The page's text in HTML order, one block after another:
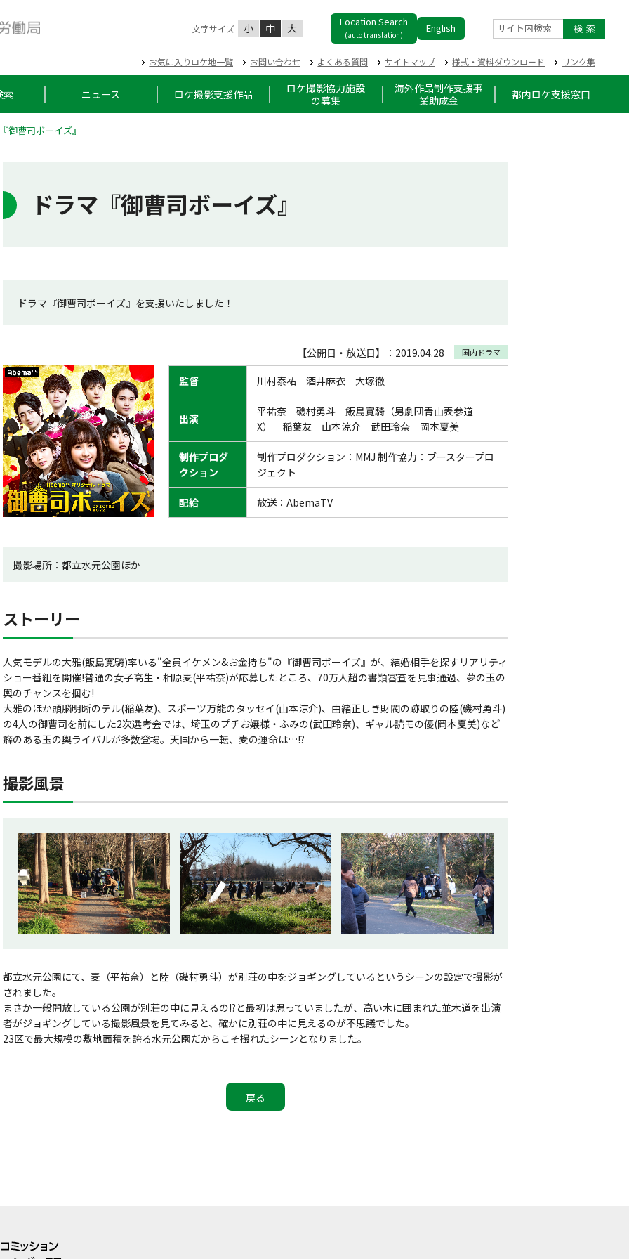
文字サイズ 小 中 大 Location Search
(auto translation)
English サイト内検索
お気に入りロケ地一覧 お問い合わせ よくある質問 サイトマップ 様式・資料ダウンロード リンク集
索 ニュース ロケ撮影支援作品
ロケ撮影協力施設
の募集
海外作品制作支援事
業助成金
都内ロケ支援窓口
御曹司ボーイズ』
ドラマ『御曹司ボーイズ』
ドラマ『御曹司ボーイズ』を支援いたしました！
【公開日・放送日】：2019.04.28 国内ドラマ
監督 川村泰祐 酒井麻衣 大塚徹
出演
平祐奈 磯村勇斗 飯島寛騎（男劇団青山表参道
X） 稲葉友 山本涼介 武田玲奈 岡本夏美
制作プロダ
クション
制作プロダクション：MMJ 制作協力：ブースタープロ
ジェクト
配給 放送：AbemaTV
撮影場所：都立水元公園ほか
ストーリー
人気モデルの大雅(飯島寛騎)率いる"全員イケメン&お金持ち"の『御曹司ボーイズ』が、結婚相手を探すリアリティ
ショー番組を開催!普通の女子高生・相原麦(平祐奈)が応募したところ、70万人超の書類審査を見事通過、夢の玉の
輿のチャンスを掴む!
大雅のほか頭脳明晰のテル(稲葉友)、スポーツ万能のタッセイ(山本涼介)、由緒正しき財閥の跡取りの陸(磯村勇斗)
の4人の御曹司を前にした2次選考会では、埼玉のプチお嬢様・ふみの(武田玲奈)、ギャル読モの優(岡本夏美)など
癖のある玉の輿ライバルが多数登場。天国から一転、麦の運命は…!?
撮影風景
都立水元公園にて、麦（平祐奈）と陸（磯村勇斗）が別荘の中をジョギングしているというシーンの設定で撮影が
されました。
まさか一般開放している公園が別荘の中に見えるの!?と最初は思っていましたが、高い木に囲まれた並木道を出演
者がジョギングしている撮影風景を見てみると、確かに別荘の中に見えるのが不思議でした。
23区で最大規模の敷地面積を誇る水元公園だからこそ撮れたシーンとなりました。